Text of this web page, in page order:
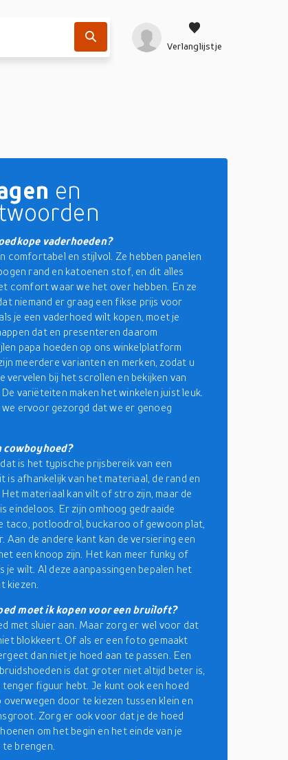
Verlanglijstje
en
vaderhoeden?
comfortabel en stijlvol. Ze hebben panelen
rand en katoenen stof, en dit alles
comfort waar we het over hebben. En ze
niemand er graag een fikse prijs voor
je een vaderhoed wilt kopen, moet je
dat en presenteren daarom
papa hoeden op ons winkelplatform
meerdere varianten en merken, zodat u
vervelen bij het scrollen en bekijken van
variëteiten maken het winkelen juist leuk.
we ervoor gezorgd dat we er genoeg
cowboyhoed?
is het typische prijsbereik van een
is afhankelijk van het materiaal, de rand en
materiaal kan vilt of stro zijn, maar de
eindeloos. Er zijn omhoog gedraaide
taco, potloodrol, buckaroo of gewoon plat,
Aan de andere kant kan de versiering een
een knoop zijn. Het kan meer funky of
je wilt. Al deze aanpassingen bepalen het
kiezen.
moet ik kopen voor een bruiloft?
met sluier aan. Maar zorg er wel voor dat
blokkeert. Of als er een foto gemaakt
dan niet je hoed aan te passen. Een
is dat groter niet altijd beter is,
tenger figuur hebt. Je kunt ook een hoed
overwegen door te kiezen tussen klein en
Zorg er ook voor dat je de hoed
om het begin en het einde van je
brengen.